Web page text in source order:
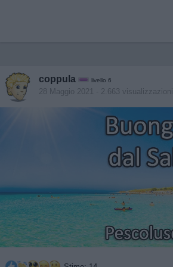
coppula livello 6
28 Maggio 2021 - 2.663 visualizzazioni